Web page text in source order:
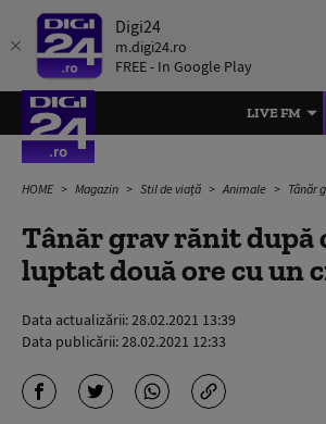
Digi24
m.digi24.ro
FREE - In Google Play
LIVE FM
HOME Magazin Stil de viață Animale Tânăr grav
Tânăr grav rănit după
luptat două ore cu un
Data actualizării:28.02.2021 13:39
Data publicării:28.02.2021 12:33